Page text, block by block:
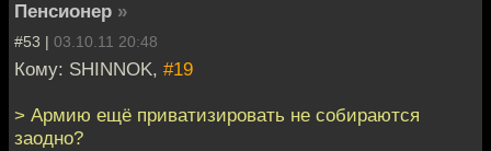
Пенсионер »
#53 | 03.10.11 20:48
Кому: SHINNOK, #19
> Армию ещё приватизировать не собираются
заодно?